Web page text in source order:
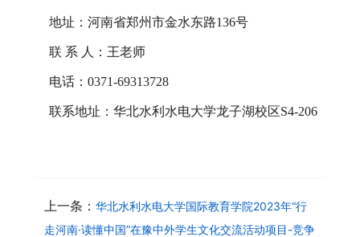
地址：河南省郑州市金水东路136号
联 系 人：王老师
电话： 0371-69313728
联系地址：华北水利水电大学龙子湖校区S4-206
上一条： 华北水利水电大学国际教育学院2023年“行
走河南·读懂中国”在豫中外学生文化交流活动项目-竞争